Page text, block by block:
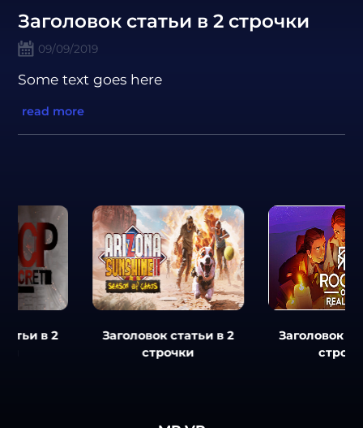
Заголовок статьи в 2 строчки
09/09/2019
Some text goes here
read more
Заголовок статьи в 2
Заголовок статьи в 2